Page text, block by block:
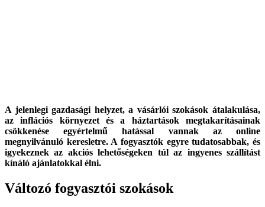
A jelenlegi gazdasági helyzet, a vásárlói szokások átalakulása,
az inflációs környezet és a háztartások megtakarításainak
csökkenése egyértelmű hatással vannak az online
megnyilvánuló keresletre. A fogyasztók egyre tudatosabbak, és
igyekeznek az akciós lehetőségeken túl az ingyenes szállítást
kínáló ajánlatokkal élni.
Változó fogyasztói szokások